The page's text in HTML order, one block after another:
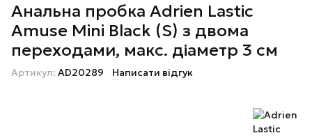
Анальна пробка Adrien Lastic
Amuse Mini Black (S) з двома
переходами, макс. діаметр 3 см
Артикул: AD20289 Написати відгук